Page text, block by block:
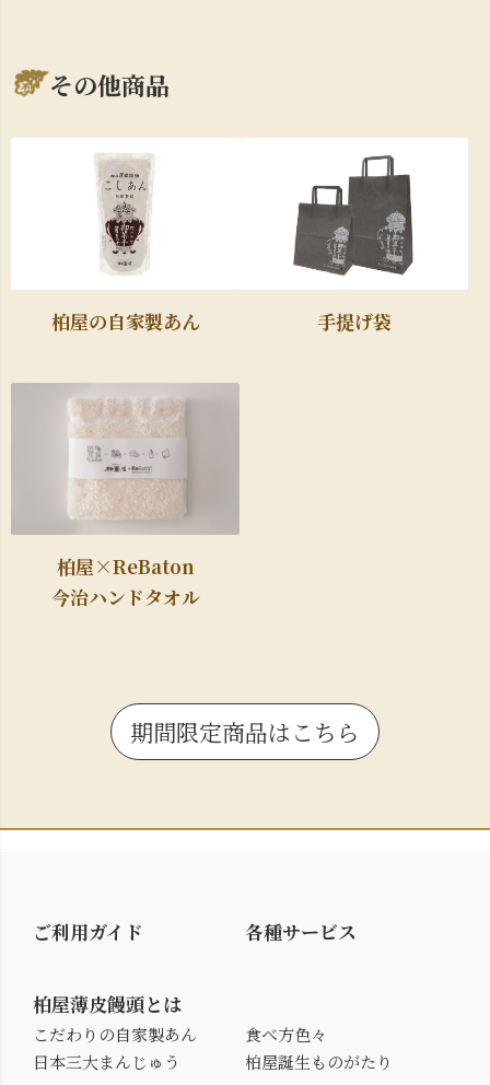
その他商品
柏屋の自家製あん 手提げ袋
柏屋×ReBaton
今治ハンドタオル
期間限定商品はこちら
ご利用ガイド 各種サービス
柏屋薄皮饅頭とは
こだわりの自家製あん
日本三大まんじゅう
食べ方色々
柏屋誕生ものがたり